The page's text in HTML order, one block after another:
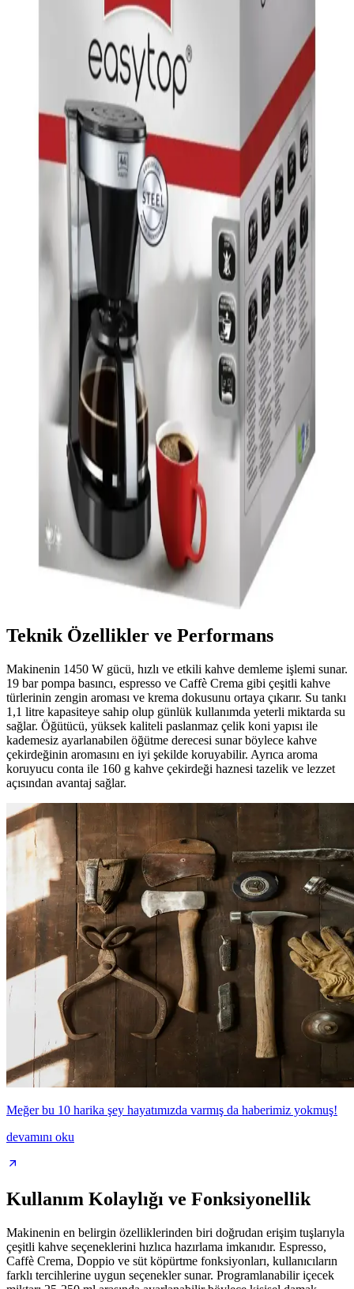
Sinbo'nun paslanmaz çelik gövdeye sahip çaycı ve kahve makinesi,
şık tasarımı ve fonksiyonlarıyla mutfakta pratiklik sunar. Hızlı kahve
ve uzun ömürlü kullanım avantajlarıyla öne çıkar.
Arzum Minio Duo: Geleneksel Türk Kahvesini
Modern Teknolojiyle Buluşan Kahve Makinesi
Arzum Minio Duo, geleneksel Türk kahvesini koruyan ve modern
teknolojiyi bir araya getiren çiftli kapasiteye sahip şık kahve
makinesi. Pratik kullanım ve üstün performans sunar.
Sinbo SCM-2938 Filtre Kahve Makinesi: Modern ve
Kullanışlı Tasarımıyla Günlük Kahve Keyfi
Sinbo SCM-2938 kahve makinesi, şık tasarımı, pratik kullanımı ve
sıcak tutma özelliğiyle öne çıkar. 1-2 litre kapasitesiyle ev ve ofis
ihtiyaçlarını karşılar, hijyen ve hafiflik sağlar.
Türk Kahve Makineleri Karşılaştırması: Arzum
Okka Rich Spin ve Karaca Hatır Özellikleri
İşte Arzum Okka Rich Spin ve Karaca Hatır kahve makinelerinin
detaylı karşılaştırması. Güç, kapasite, kullanım kolaylığı ve kullanıcı
memnuniyetine odaklanıyoruz.
Krups Tam Otomatik Kahve Makinesi Özellikleri ve
Kullanım İpuçları
Krups tam otomatik kahve makineleri, kullanımı kolay otomasyon
ve ayar seçenekleriyle kahve hazırlığını pratik hale getirir, düzenli
bakım ile uzun ömür sağlar.
Melitta Easy Top: Elektronik Ev Aletleri ve Kahve
Çay Demleme Teknolojileri Üzerine Değerlendirme
Melitta Easy Top, kahve ve çay demleme makineleri alanında yer
alan bir ürün olup, teknik detaylar ve performans hakkında bilgi
sınırlıdır. Daha fazla araştırma gerektirir.
Teknik Özellikler ve Performans
Makinenin 1450 W gücü, hızlı ve etkili kahve demleme işlemi sunar.
19 bar pompa basıncı, espresso ve Caffè Crema gibi çeşitli kahve
türlerinin zengin aroması ve krema dokusunu ortaya çıkarır. Su tankı
1,1 litre kapasiteye sahip olup günlük kullanımda yeterli miktarda su
sağlar. Öğütücü, yüksek kaliteli paslanmaz çelik koni yapısı ile
kademesiz ayarlanabilen öğütme derecesi sunar böylece kahve
çekirdeğinin aromasını en iyi şekilde koruyabilir. Ayrıca aroma
koruyucu conta ile 160 g kahve çekirdeği haznesi tazelik ve lezzet
açısından avantaj sağlar.
Meğer bu 10 harika şey hayatımızda varmış da haberimiz yokmuş!
devamını oku
Kullanım Kolaylığı ve Fonksiyonellik
Makinenin en belirgin özelliklerinden biri doğrudan erişim tuşlarıyla
çeşitli kahve seçeneklerini hızlıca hazırlama imkanıdır. Espresso,
Caffè Crema, Doppio ve süt köpürtme fonksiyonları, kullanıcıların
farklı tercihlerine uygun seçenekler sunar. Programlanabilir içecek